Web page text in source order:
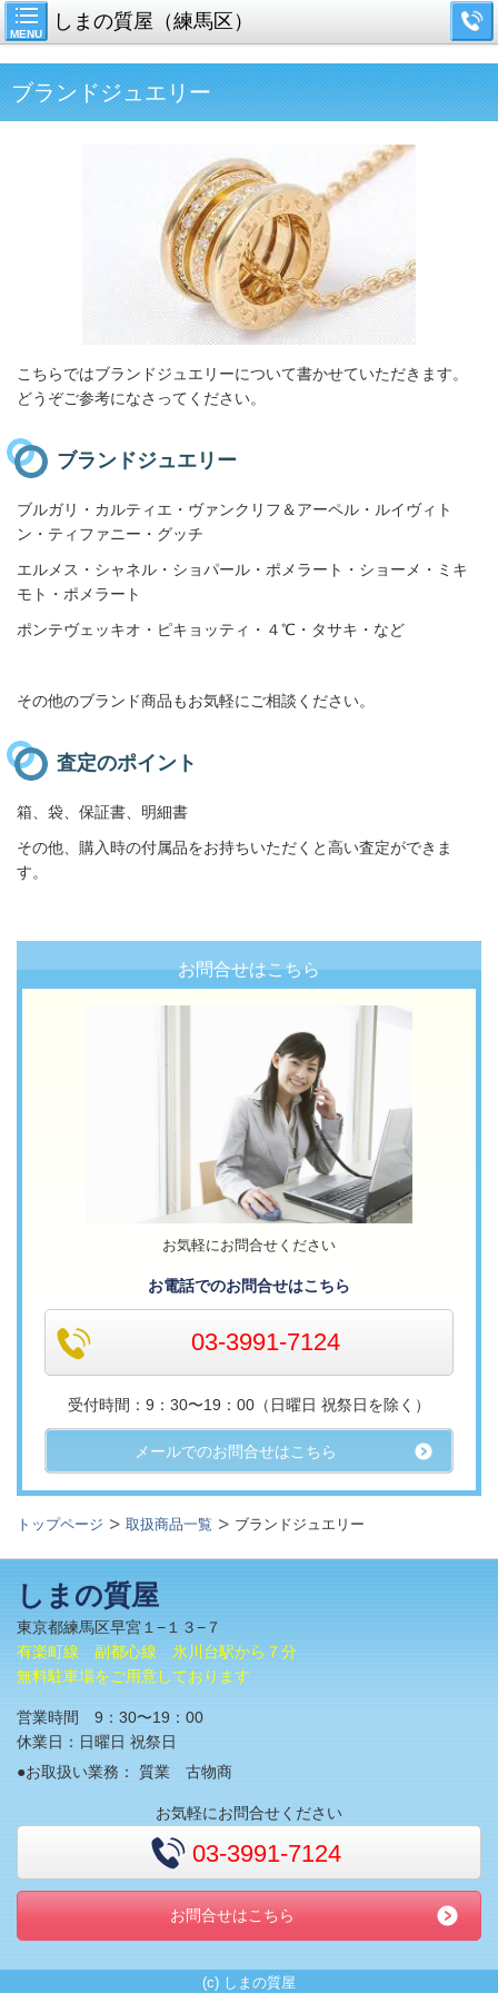
MENU
しまの質屋（練馬区）
ブランドジュエリー
こちらではブランドジュエリーについて書かせていただきます。
どうぞご参考になさってください。
ブランドジュエリー
ブルガリ・カルティエ・ヴァンクリフ＆アーペル・ルイヴィト
ン・ティファニー・グッチ
エルメス・シャネル・ショパール・ポメラート・ショーメ・ミキ
モト・ポメラート
ポンテヴェッキオ・ピキョッティ・４℃・タサキ・ など
その他のブランド商品もお気軽にご相談ください。
査定のポイント
箱、袋、保証書、明細書
その他、購入時の付属品をお持ちいただくと高い査定ができま
す。
お問合せはこちら
お気軽にお問合せください
お電話でのお問合せはこちら
03-3991-7124
受付時間：9：30〜19：00（日曜日 祝祭日を除く）
メールでのお問合せはこちら
トップページ 取扱商品一覧 ブランドジュエリー
しまの質屋
東京都練馬区早宮１−１３−７
有楽町線 副都心線 氷川台駅から７分
無料駐車場をご用意しております
営業時間 9：30〜19：00
休業日：日曜日 祝祭日
●お取扱い業務： 質業 古物商
お気軽にお問合せください
03-3991-7124
お問合せはこちら
(c) しまの質屋